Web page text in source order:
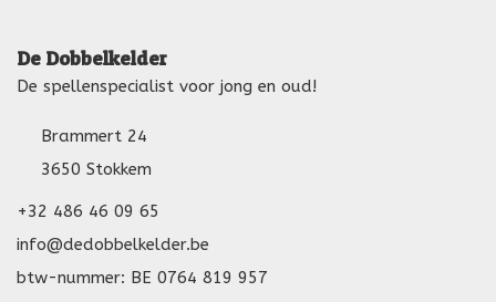
De Dobbelkelder
De spellenspecialist voor jong en oud!
Brammert 24
3650 Stokkem
+32 486 46 09 65
info@dedobbelkelder.be
btw-nummer: BE 0764 819 957